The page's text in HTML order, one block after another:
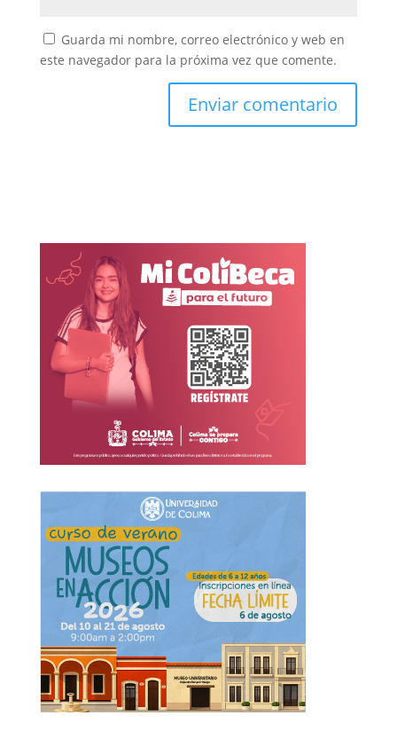
Guarda mi nombre, correo electrónico y web en
este navegador para la próxima vez que comente.